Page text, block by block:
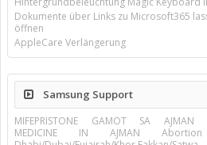
Dokumente über Links zu Microsoft365
öffnen
AppleCare Verlängerung
Samsung Support
MIFEPRISTONE GAMOT SA AJMAN
MEDICINE IN AJMAN